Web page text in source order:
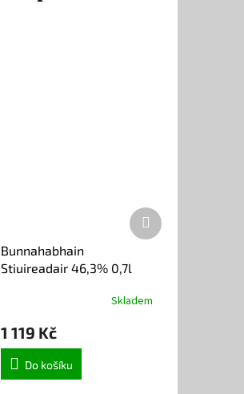
Bunnahabhain
Stiuireadair 46,3% 0,7l
Skladem
1 119 Kč
Do košíku
Další
produkt